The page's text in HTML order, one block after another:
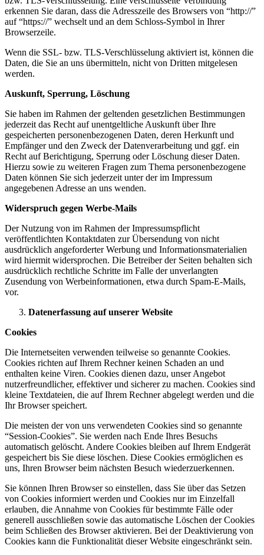
erkennen Sie daran, dass die Adresszeile des Browsers von “http://”
auf “https://” wechselt und an dem Schloss-Symbol in Ihrer
Browserzeile.
Wenn die SSL- bzw. TLS-Verschlüsselung aktiviert ist, können die
Daten, die Sie an uns übermitteln, nicht von Dritten mitgelesen
werden.
Auskunft, Sperrung, Löschung
Sie haben im Rahmen der geltenden gesetzlichen Bestimmungen
jederzeit das Recht auf unentgeltliche Auskunft über Ihre
gespeicherten personenbezogenen Daten, deren Herkunft und
Empfänger und den Zweck der Datenverarbeitung und ggf. ein
Recht auf Berichtigung, Sperrung oder Löschung dieser Daten.
Hierzu sowie zu weiteren Fragen zum Thema personenbezogene
Daten können Sie sich jederzeit unter der im Impressum
angegebenen Adresse an uns wenden.
Widerspruch gegen Werbe-Mails
Der Nutzung von im Rahmen der Impressumspflicht
veröffentlichten Kontaktdaten zur Übersendung von nicht
ausdrücklich angeforderter Werbung und Informationsmaterialien
wird hiermit widersprochen. Die Betreiber der Seiten behalten sich
ausdrücklich rechtliche Schritte im Falle der unverlangten
Zusendung von Werbeinformationen, etwa durch Spam-E-Mails,
vor.
Datenerfassung auf unserer Website
Cookies
Die Internetseiten verwenden teilweise so genannte Cookies.
Cookies richten auf Ihrem Rechner keinen Schaden an und
enthalten keine Viren. Cookies dienen dazu, unser Angebot
nutzerfreundlicher, effektiver und sicherer zu machen. Cookies sind
kleine Textdateien, die auf Ihrem Rechner abgelegt werden und die
Ihr Browser speichert.
Die meisten der von uns verwendeten Cookies sind so genannte
“Session-Cookies”. Sie werden nach Ende Ihres Besuchs
automatisch gelöscht. Andere Cookies bleiben auf Ihrem Endgerät
gespeichert bis Sie diese löschen. Diese Cookies ermöglichen es
uns, Ihren Browser beim nächsten Besuch wiederzuerkennen.
Sie können Ihren Browser so einstellen, dass Sie über das Setzen
von Cookies informiert werden und Cookies nur im Einzelfall
erlauben, die Annahme von Cookies für bestimmte Fälle oder
generell ausschließen sowie das automatische Löschen der Cookies
beim Schließen des Browser aktivieren. Bei der Deaktivierung von
Cookies kann die Funktionalität dieser Website eingeschränkt sein.